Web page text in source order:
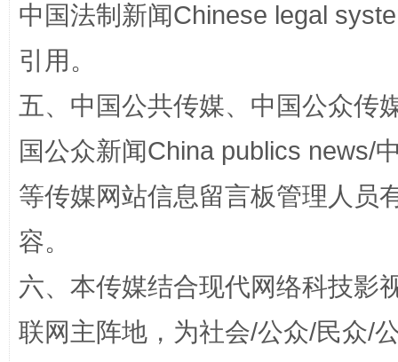
漫山遍野的桃花与雪山、麦地、白藏房
中国法制新闻Chinese legal
引用。
五、中国公共传媒、中国公众传
国公众新闻China publics news/
等传媒网站信息留言板管理人员
容。
六、本传媒结合现代网络科技影
联网主阵地，为社会/公众/民众/